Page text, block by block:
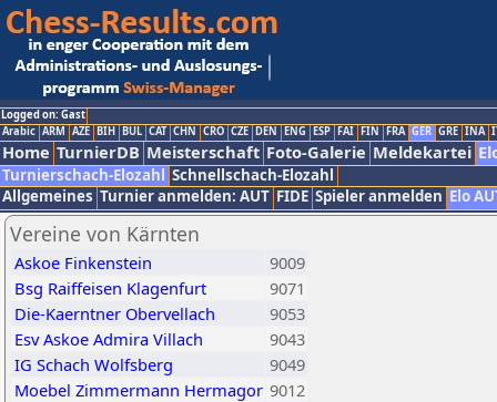
Logged on: Gast
Arabic ARM AZE BIH BUL CAT CHN CRO CZE DEN ENG ESP FAI FIN FRA GER GRE INA
Home TurnierDB Meisterschaft Foto-Galerie Meldekartei
Turnierschach-Elozahl Schnellschach-Elozahl
Allgemeines Turnier anmelden: AUT FIDE Spieler anmelden Elo
Vereine von Kärnten
Askoe Finkenstein
9009
Bsg Raiffeisen Klagenfurt
9071
Die-Kaerntner Obervellach
9053
Esv Askoe Admira Villach
9043
IG Schach Wolfsberg
9049
Moebel Zimmermann Hermagor 9012